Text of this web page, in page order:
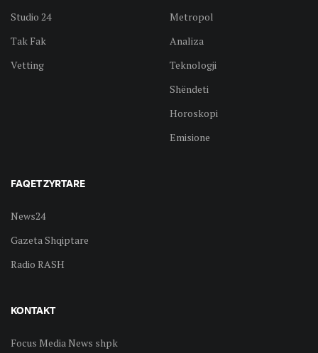
Studio 24
Tak Fak
Vetting
Metropol
Analiza
Teknologji
Shëndeti
Horoskopi
Emisione
FAQET ZYRTARE
News24
Gazeta Shqiptare
Radio RASH
KONTAKT
Focus Media News shpk